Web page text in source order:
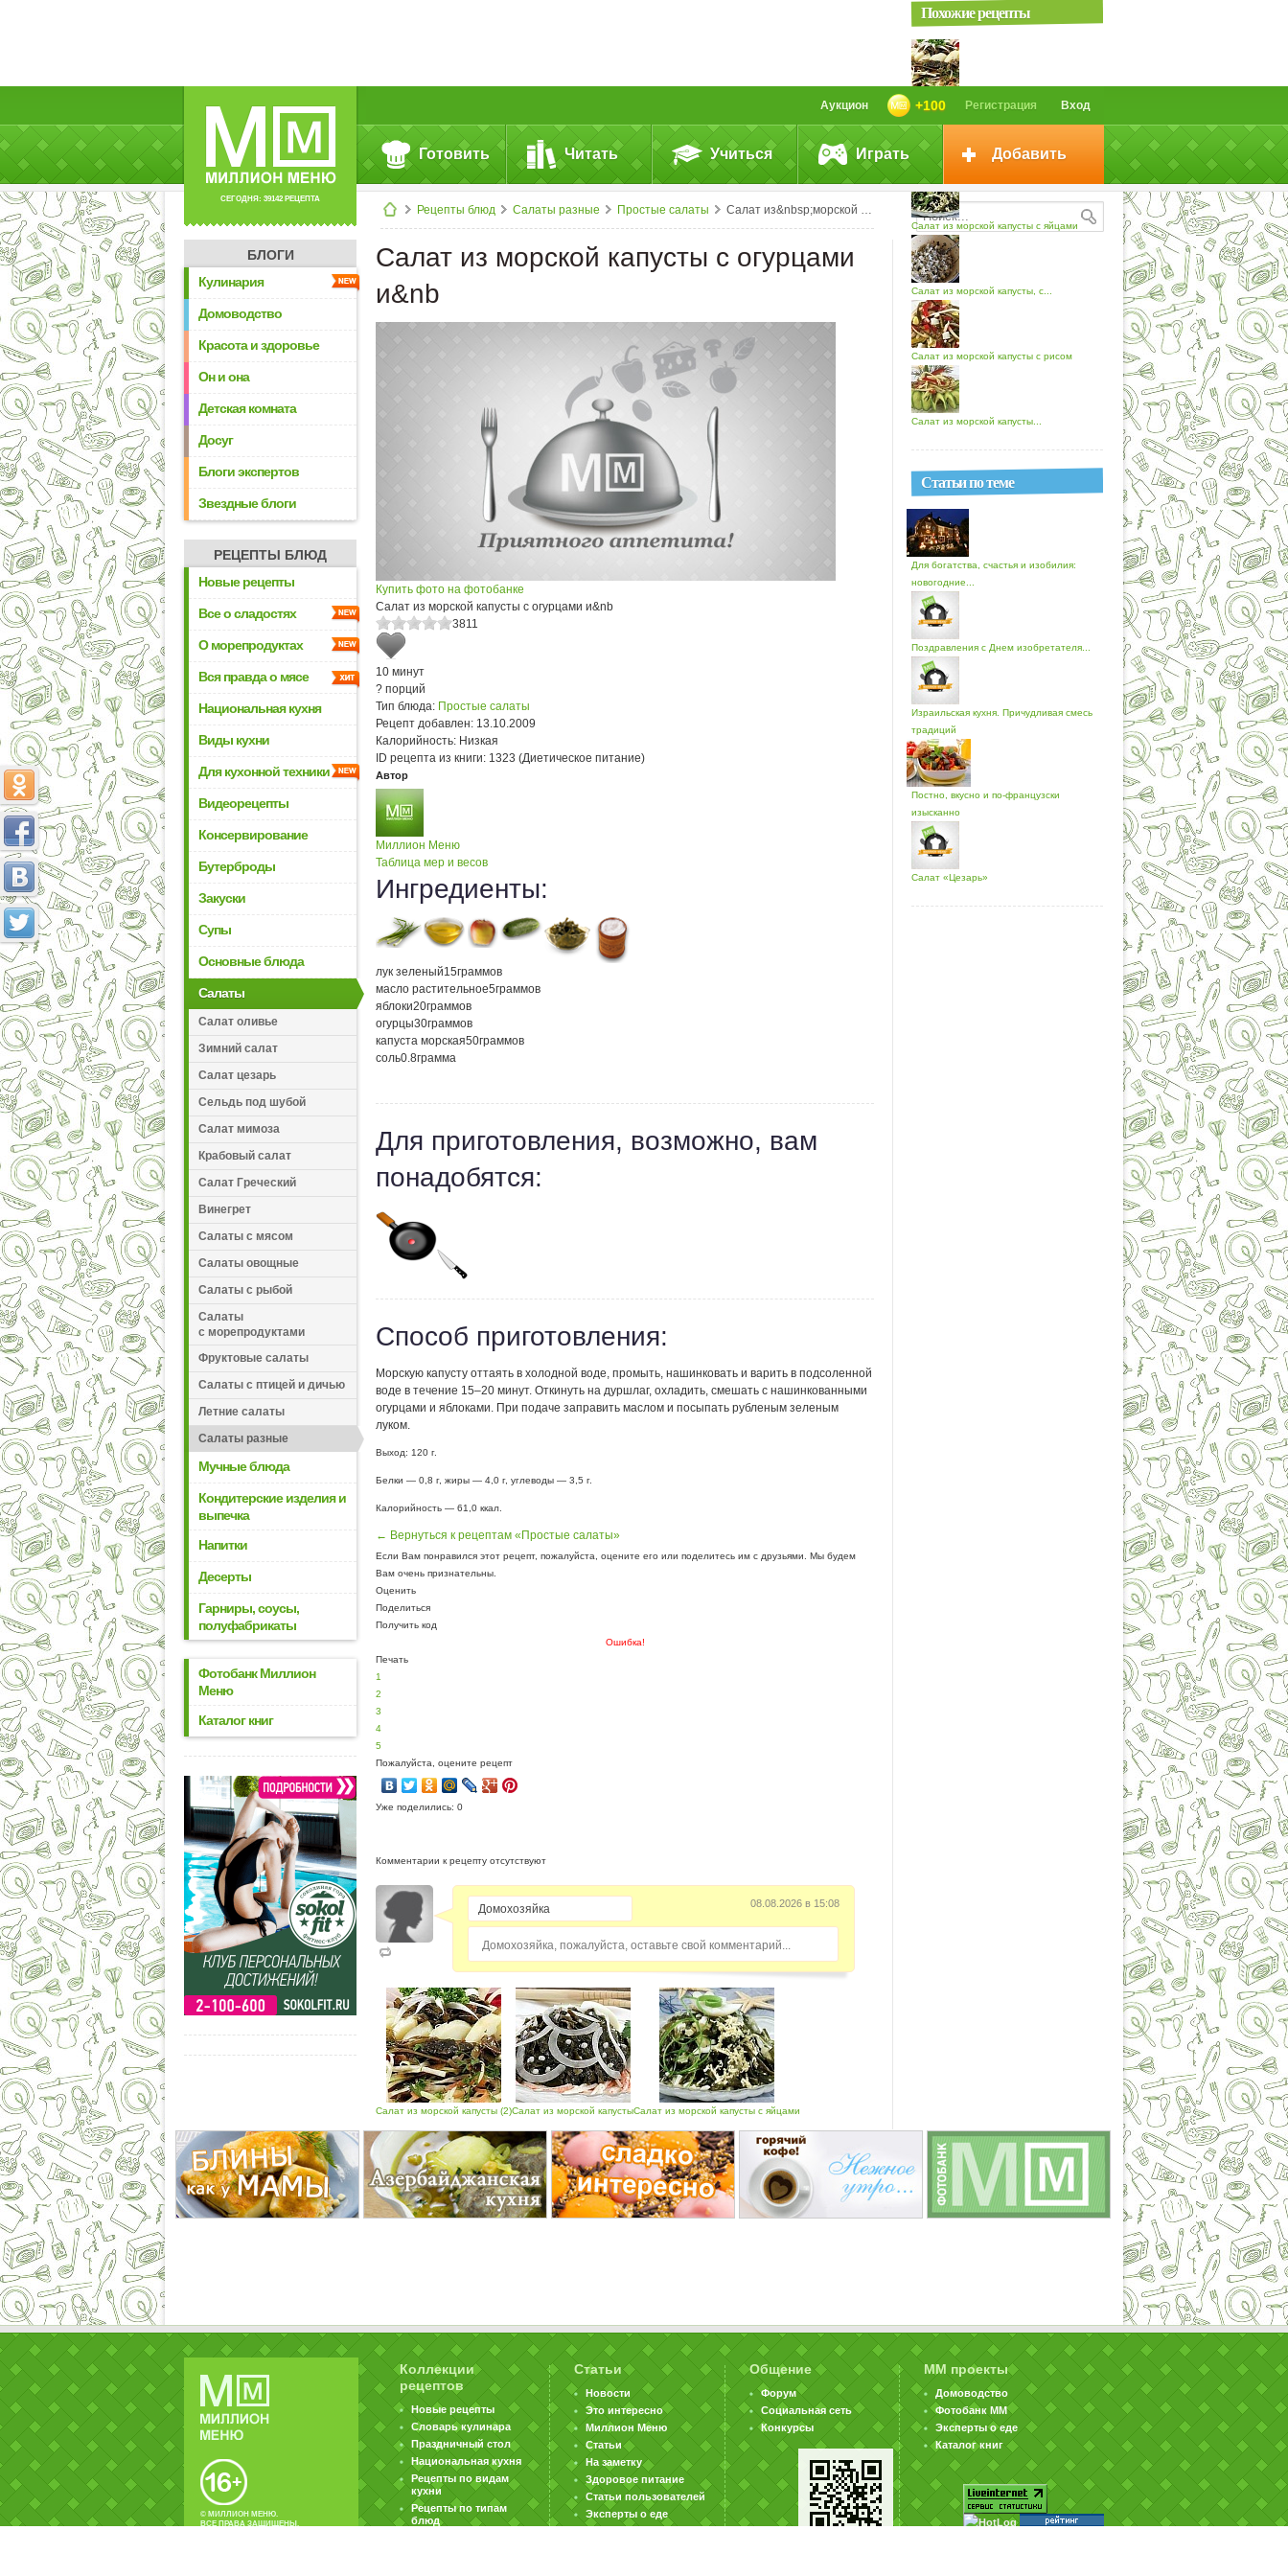
СЕГОДНЯ: 39142 РЕЦЕПТА
Вход
Регистрация
+100
Аукцион
Готовить Читать Учиться Играть Добавить
Рецепты блюд Салаты разные Простые салаты Салат из&nbsp;морской капусты с&nbsp;огурцами и&nb
БЛОГИ
Кулинария
Домоводство
Красота и здоровье
Он и она
Детская комната
Досуг
Блоги экспертов
Звездные блоги
РЕЦЕПТЫ БЛЮД
Новые рецепты
Все о сладостях
О морепродуктах
Вся правда о мясе
Национальная кухня
Виды кухни
Для кухонной техники
Видеорецепты
Консервирование
Бутерброды
Закуски
Супы
Основные блюда
Салаты
Салат оливье
Зимний салат
Салат цезарь
Сельдь под шубой
Салат мимоза
Крабовый салат
Салат Греческий
Винегрет
Салаты с мясом
Салаты овощные
Салаты с рыбой
Салаты
с морепродуктами
Фруктовые салаты
Салаты с птицей и дичью
Летние салаты
Салаты разные
Мучные блюда
Кондитерские изделия и
выпечка
Напитки
Десерты
Гарниры, соусы,
полуфабрикаты
Фотобанк Миллион
Меню
Каталог книг
Салат из морской капусты с огурцами
и&nb
Купить фото на фотобанке
Салат из морской капусты с огурцами и&nb
3811
10 минут
? порций
Тип блюда: Простые салаты
Рецепт добавлен: 13.10.2009
Калорийность: Низкая
ID рецепта из книги: 1323 (Диетическое питание)
Автор
Миллион Меню
Таблица мер и весов
Ингредиенты:
лук зеленый15граммов
масло растительное5граммов
яблоки20граммов
огурцы30граммов
капуста морская50граммов
соль0.8грамма
Для приготовления, возможно, вам
понадобятся:
Способ приготовления:
Морскую капусту оттаять в холодной воде, промыть, нашинковать и варить в подсоленной
воде в течение 15–20 минут. Откинуть на дуршлаг, охладить, смешать с нашинкованными
огурцами и яблоками. При подаче заправить маслом и посыпать рубленым зеленым
луком.
Выход: 120 г.
Белки — 0,8 г, жиры — 4,0 г, углеводы — 3,5 г.
Калорийность — 61,0 ккал.
← Вернуться к рецептам «Простые салаты»
Если Вам понравился этот рецепт, пожалуйста, оцените его или поделитесь им с друзьями. Мы будем
Вам очень признательны.
Оценить
Поделиться
Получить код
Ошибка!
Печать
1
2
3
4
5
Пожалуйста, оцените рецепт
Уже поделились: 0
Комментарии к рецепту отсутствуют
08.08.2026 в 15:08
Домохозяйка, пожалуйста, оставьте свой комментарий...
Салат из морской капусты (2)Салат из морской капустыСалат из морской капусты с яйцами
Похожие рецепты
Салат из морской капусты
Салат из морской капусты с яйцами
Салат из морской капусты, с...
Салат из морской капусты с рисом
Салат из морской капусты...
Статьи по теме
Для богатства, счастья и изобилия:
новогодние...
Поздравления с Днем изобретателя...
Израильская кухня. Причудливая смесь
традиций
Постно, вкусно и по-французски
изысканно
Салат «Цезарь»
© МИЛЛИОН МЕНЮ.
ВСЕ ПРАВА ЗАЩИЩЕНЫ.
Коллекции
рецептов
Новые рецепты
Словарь кулинара
Праздничный стол
Национальная кухня
Рецепты по видам
кухни
Рецепты по типам
блюд
Статьи
Новости
Это интересно
Миллион Меню
Статьи
На заметку
Здоровое питание
Статьи пользователей
Эксперты о еде
Общение
Форум
Социальная сеть
Конкурсы
ММ проекты
Домоводство
Фотобанк ММ
Эксперты о еде
Каталог книг